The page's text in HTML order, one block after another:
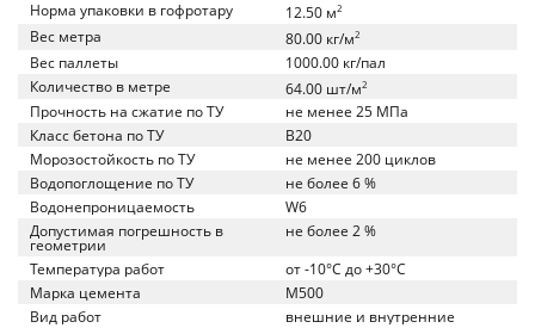
Норма упаковки в гофротару
12.50 м2
Вес метра 80.00 кг/м2
Вес паллеты
1000.00 кг/пал
Количество в метре
64.00 шт/м2
Прочность на сжатие по ТУ
не менее 25 МПа
Класс бетона по ТУ
B20
Морозостойкость по ТУ
не менее 200 циклов
Водопоглощение по ТУ
не более 6 %
Водонепроницаемость
W6
Допустимая погрешность в
геометрии
не более 2 %
Температура работ
от -10°C до +30°C
Марка цемента
M500
Вид работ
внешние и внутренние